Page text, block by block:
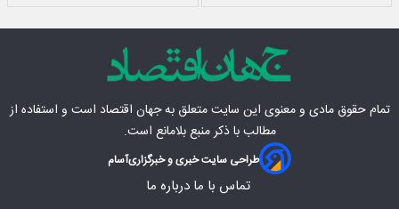
تمام حقوق مادی‌ و معنوی این سایت متعلق بهجهان اقتصاد است و استفاده از
مطالب با ذکر منبع بلامانع است.
طراحی سایت خبری و خبرگزاریآسام
تماس با ما درباره ما